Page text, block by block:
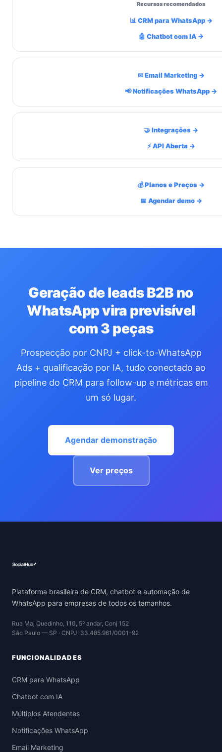
Recursos recomendados
📊 CRM para WhatsApp →
🤖 Chatbot com IA →
✉ Email Marketing →
📢 Notificações WhatsApp →
🤝 Integrações →
⚡ API Aberta →
💰 Planos e Preços →
📅 Agendar demo →
Geração de leads B2B no
WhatsApp vira previsível
com 3 peças
Prospecção por CNPJ + click-to-WhatsApp
Ads + qualificação por IA, tudo conectado ao
pipeline do CRM para follow-up e métricas em
um só lugar.
Agendar demonstração
Ver preços
Plataforma brasileira de CRM, chatbot e automação de
WhatsApp para empresas de todos os tamanhos.
Rua Maj Quedinho, 110, 5º andar, Conj 152
São Paulo — SP · CNPJ: 33.485.961/0001-92
FUNCIONALIDADES
CRM para WhatsApp
Chatbot com IA
Múltiplos Atendentes
Notificações WhatsApp
Email Marketing